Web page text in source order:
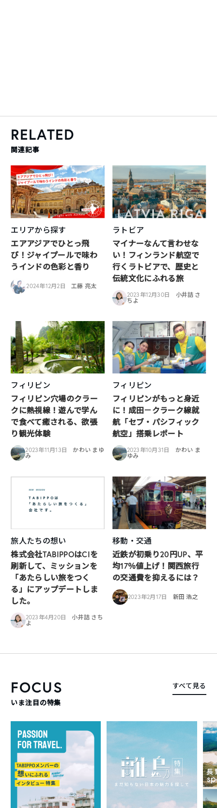
RELATED
関連記事
エリアから探す
エアアジアでひとっ飛
び！ジャイプールで味わ
うインドの色彩と香り
2024年12月2日 工藤 亮太
ラトビア
マイナーなんて言わせな
い！フィンランド航空で
行くラトビアで、歴史と
伝統文化にふれる旅
2023年12月30日
小井詰 さ
ちよ
フィリピン
フィリピン穴場のクラー
クに熱視線！遊んで学ん
で食べて癒される、欲張
り観光体験
2023年11月13日
かわい まゆ
み
フィリピン
フィリピンがもっと身近
に！成田－クラーク線就
航「セブ・パシフィック
航空」搭乗レポート
2023年10月31日
かわい ま
ゆみ
旅人たちの想い
株式会社TABIPPOはCIを
刷新して、ミッションを
「あたらしい旅をつく
る」にアップデートしま
した。
2023年4月20日
小井詰 さち
よ
移動・交通
近鉄が初乗り20円UP、平
均17％値上げ！関西旅行
の交通費を抑えるには？
2023年2月17日 新田 浩之
FOCUS
いま注目の特集
すべて見る